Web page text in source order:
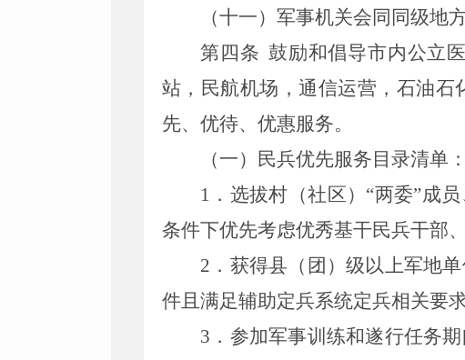
（十一）军事机关会同同级地
第四条 鼓励和倡导市内公立
站，民航机场，通信运营，石油
先、 优待、 优惠服务。
（一）民兵优先服务目录清单：
1 ． 选拔村（社区） “两委”成
条件下优先考虑优秀基干民兵干部、
2 ． 获得县（团）级以上军地
件 且满足辅助定兵系统定兵相关要
3 ． 参加军事训练和遂行任务